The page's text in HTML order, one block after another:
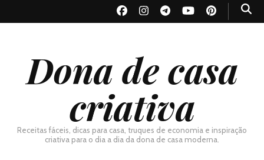
Dona de casa
criativa
Receitas fáceis, dicas para casa, truques de economia e inspiração
criativa para o dia a dia da dona de casa moderna.